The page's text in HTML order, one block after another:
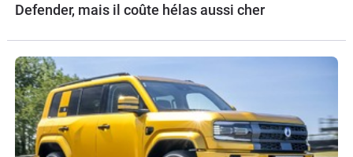
Defender, mais il coûte hélas aussi cher